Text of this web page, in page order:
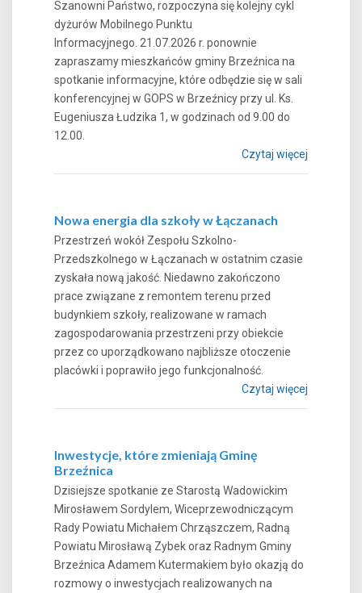
Szanowni Państwo, rozpoczyna się kolejny cykl
dyżurów Mobilnego Punktu
Informacyjnego. 21.07.2026 r. ponownie
zapraszamy mieszkańców gminy Brzeźnica na
spotkanie informacyjne, które odbędzie się w sali
konferencyjnej w GOPS w Brzeźnicy przy ul. Ks.
Eugeniusza Łudzika 1, w godzinach od 9.00 do
12.00.
Czytaj więcej
Nowa energia dla szkoły w Łączanach
Przestrzeń wokół Zespołu Szkolno-
Przedszkolnego w Łączanach w ostatnim czasie
zyskała nową jakość. Niedawno zakończono
prace związane z remontem terenu przed
budynkiem szkoły, realizowane w ramach
zagospodarowania przestrzeni przy obiekcie
przez co uporządkowano najbliższe otoczenie
placówki i poprawiło jego funkcjonalność.
Czytaj więcej
Inwestycje, które zmieniają Gminę
Brzeźnica
Dzisiejsze spotkanie ze Starostą Wadowickim
Mirosławem Sordylem, Wiceprzewodniczącym
Rady Powiatu Michałem Chrząszczem, Radną
Powiatu Mirosławą Zybek oraz Radnym Gminy
Brzeźnica Adamem Kutermakiem było okazją do
rozmowy o inwestycjach realizowanych na